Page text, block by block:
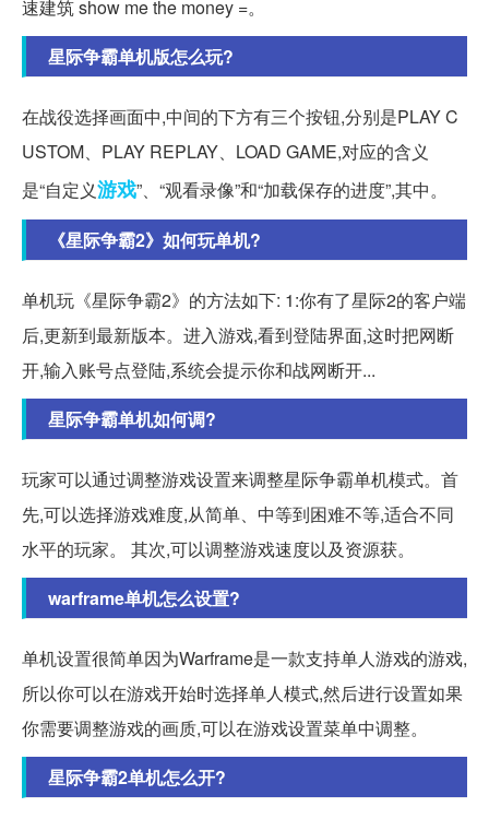
速建筑 show me the money =。
星际争霸单机版怎么玩?
在战役选择画面中,中间的下方有三个按钮,分别是PLAY C
USTOM、PLAY REPLAY、LOAD GAME,对应的含义
是“自定义游戏”、“观看录像”和“加载保存的进度”,其中。
《星际争霸2》如何玩单机?
单机玩《星际争霸2》的方法如下: 1:你有了星际2的客户端
后,更新到最新版本。进入游戏,看到登陆界面,这时把网断
开,输入账号点登陆,系统会提示你和战网断开...
星际争霸单机如何调?
玩家可以通过调整游戏设置来调整星际争霸单机模式。首
先,可以选择游戏难度,从简单、中等到困难不等,适合不同
水平的玩家。 其次,可以调整游戏速度以及资源获。
warframe单机怎么设置?
单机设置很简单因为Warframe是一款支持单人游戏的游戏,
所以你可以在游戏开始时选择单人模式,然后进行设置如果
你需要调整游戏的画质,可以在游戏设置菜单中调整。
星际争霸2单机怎么开?